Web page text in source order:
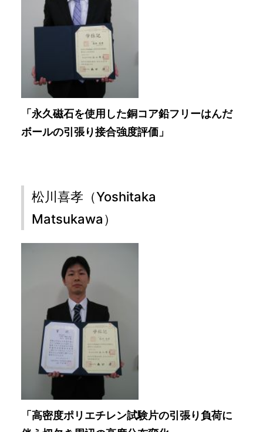
「永久磁石を使用した銅コア鉛フリーはんだ
ボールの引張り接合強度評価」
松川喜孝（Yoshitaka
Matsukawa）
「高密度ポリエチレン試験片の引張り負荷に